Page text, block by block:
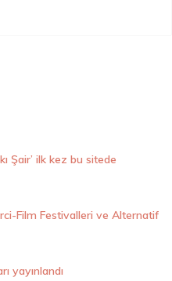
Şair’ ilk kez bu sitede
Film Festivalleri ve Alternatif
yayınlandı